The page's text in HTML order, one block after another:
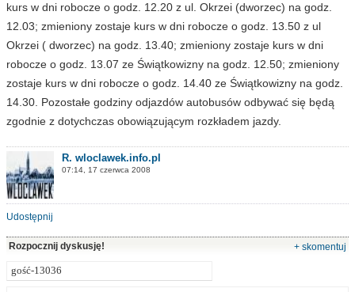
kurs w dni robocze o godz. 12.20 z ul. Okrzei (dworzec) na godz.
12.03; zmieniony zostaje kurs w dni robocze o godz. 13.50 z ul
Okrzei ( dworzec) na godz. 13.40; zmieniony zostaje kurs w dni
robocze o godz. 13.07 ze Świątkowizny na godz. 12.50; zmieniony
zostaje kurs w dni robocze o godz. 14.40 ze Świątkowizny na godz.
14.30. Pozostałe godziny odjazdów autobusów odbywać się będą
zgodnie z dotychczas obowiązującym rozkładem jazdy.
R. wloclawek.info.pl
07:14, 17 czerwca 2008
Udostępnij
Rozpocznij dyskusję! + skomentuj